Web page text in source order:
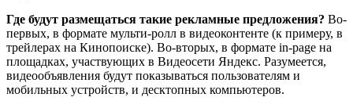
Где будут размещаться такие рекламные предложения? Во-
первых, в формате мульти-ролл в видеоконтенте (к примеру, в
трейлерах на Кинопоиске). Во-вторых, в формате in-page на
площадках, участвующих в Видеосети Яндекс. Разумеется,
видеообъявления будут показываться пользователям и
мобильных устройств, и десктопных компьютеров.